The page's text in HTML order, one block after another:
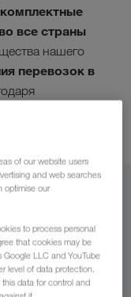
все страны
нашего
перевозок в
of our website users
and web searches
optimise our
to process personal
that cookies may be
LLC and YouTube
level of data protection.
data for control and